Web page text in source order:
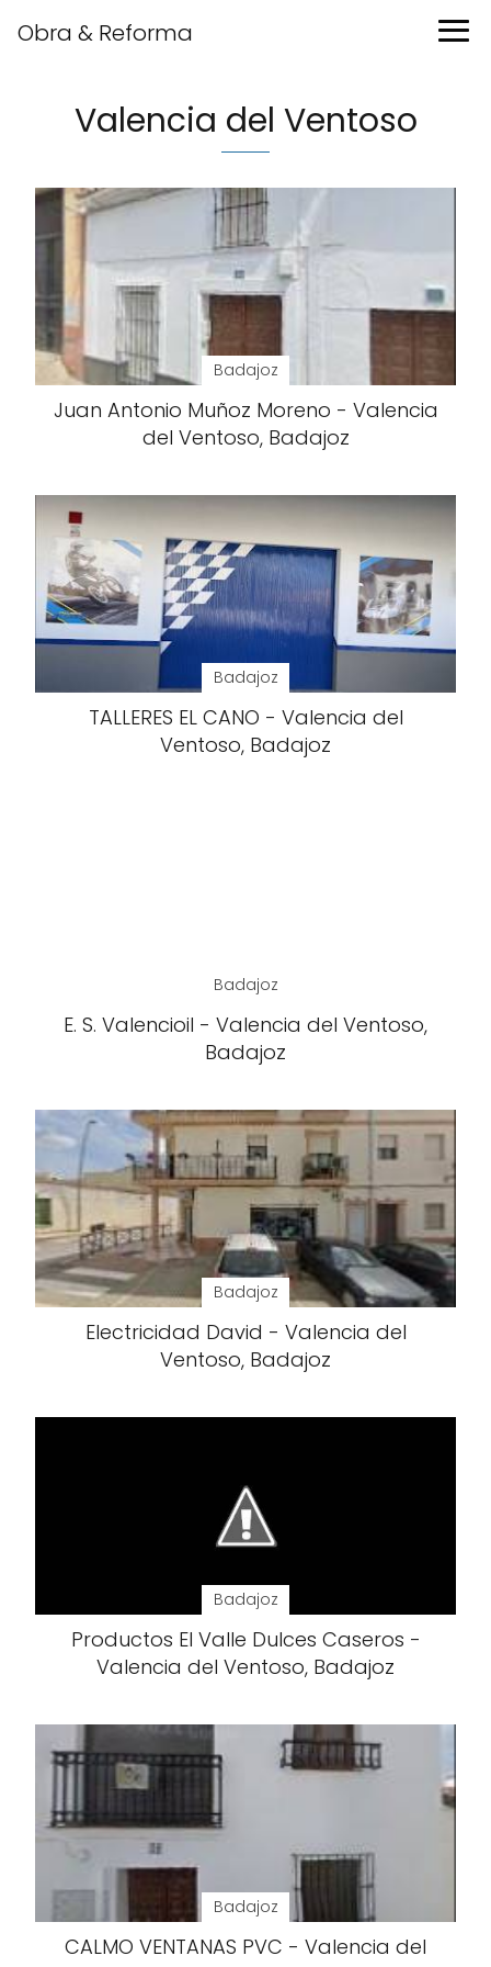
Obra & Reforma
Valencia del Ventoso
Badajoz
Juan Antonio Muñoz Moreno - Valencia
del Ventoso, Badajoz
Badajoz
TALLERES EL CANO - Valencia del
Ventoso, Badajoz
Badajoz
E. S. Valencioil - Valencia del Ventoso,
Badajoz
Badajoz
Electricidad David - Valencia del
Ventoso, Badajoz
Badajoz
Productos El Valle Dulces Caseros -
Valencia del Ventoso, Badajoz
Badajoz
CALMO VENTANAS PVC - Valencia del